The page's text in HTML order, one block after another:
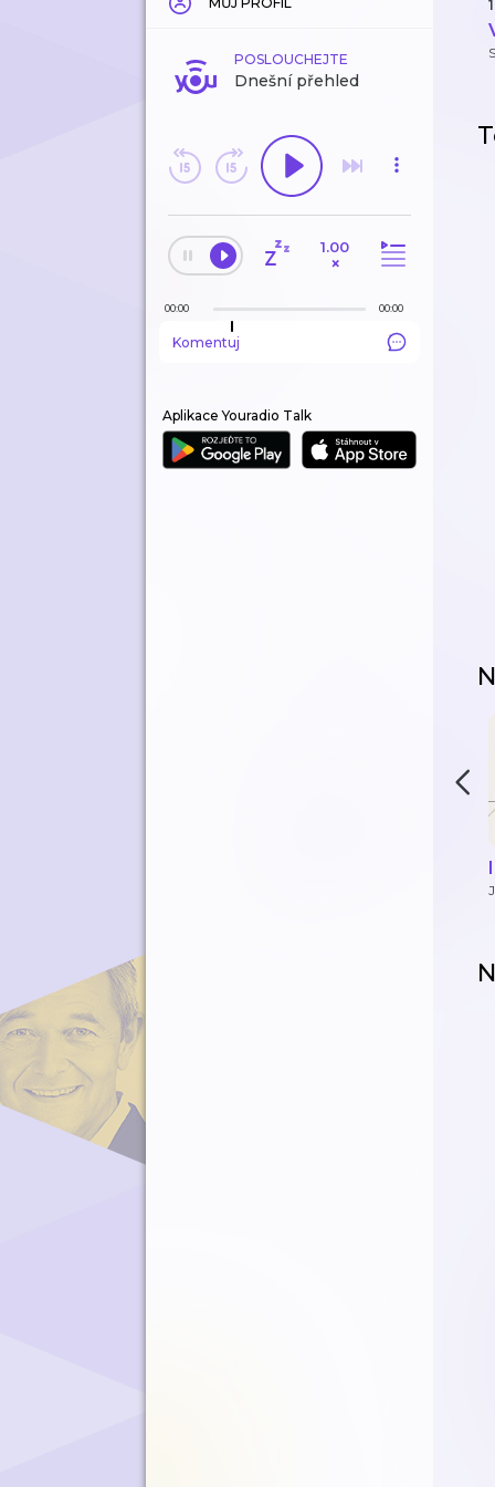
POSLOUCHEJTE
Dnešní přehled
1.00
×
00:00 00:00
Komentuj
Aplikace Youradio Talk